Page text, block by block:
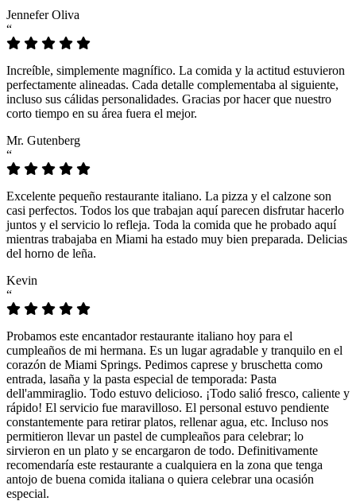
Jennefer Oliva
“
Increíble, simplemente magnífico. La comida y la actitud estuvieron
perfectamente alineadas. Cada detalle complementaba al siguiente,
incluso sus cálidas personalidades. Gracias por hacer que nuestro
corto tiempo en su área fuera el mejor.
Mr. Gutenberg
“
Excelente pequeño restaurante italiano. La pizza y el calzone son
casi perfectos. Todos los que trabajan aquí parecen disfrutar hacerlo
juntos y el servicio lo refleja. Toda la comida que he probado aquí
mientras trabajaba en Miami ha estado muy bien preparada. Delicias
del horno de leña.
Kevin
“
Probamos este encantador restaurante italiano hoy para el
cumpleaños de mi hermana. Es un lugar agradable y tranquilo en el
corazón de Miami Springs. Pedimos caprese y bruschetta como
entrada, lasaña y la pasta especial de temporada: Pasta
dell'ammiraglio. Todo estuvo delicioso. ¡Todo salió fresco, caliente y
rápido! El servicio fue maravilloso. El personal estuvo pendiente
constantemente para retirar platos, rellenar agua, etc. Incluso nos
permitieron llevar un pastel de cumpleaños para celebrar; lo
sirvieron en un plato y se encargaron de todo. Definitivamente
recomendaría este restaurante a cualquiera en la zona que tenga
antojo de buena comida italiana o quiera celebrar una ocasión
especial.